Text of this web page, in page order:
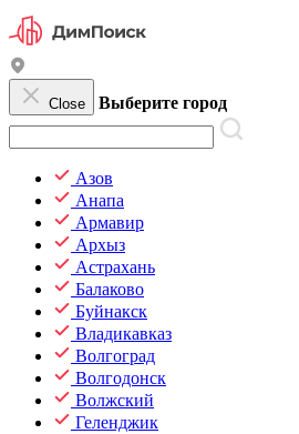
Close Выберите город
Азов
Анапа
Армавир
Архыз
Астрахань
Балаково
Буйнакск
Владикавказ
Волгоград
Волгодонск
Волжский
Геленджик